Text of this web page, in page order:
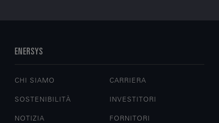
ENERSYS
CHI SIAMO CARRIERA
SOSTENIBILITÀ INVESTITORI
NOTIZIA FORNITORI